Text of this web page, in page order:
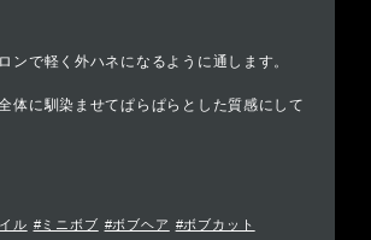
ンで軽く外ハネになるように通します。
体に馴染ませてぱらぱらとした質感にして
ル #ミニボブ #ボブヘア #ボブカット